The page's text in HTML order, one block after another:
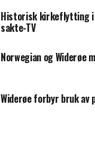
Historisk kirkeflytting i
sakte-TV
Norwegian og Widerøe
Widerøe forbyr bruk av